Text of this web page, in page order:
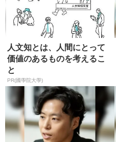
人文知とは、人間にとって
価値のあるものを考えるこ
と
PR(國學院大學)